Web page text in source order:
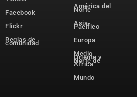
Facebook
Flickr
Reglas de
comunidad
América del
Norte
Asia-
Pacífico
Europa
Medio
Oriente y
Norte de
África
Mundo